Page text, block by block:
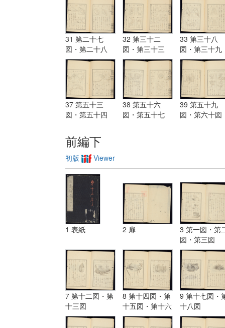
31 第二十七
図・第二十八
図・第二十九
図・第三十図・
第三十一図
32 第三十二
図・第三十三
図・第三十四
図・第三十五
図・第三十六
図・第三十七図
33 第三十八
図・第三十九
図・第四十図
第四十一図・
四十二図・
37 第五十三
図・第五十四
38 第五十六
図・第五十七
39 第五十九
図・第六十図
前編下
初版 Viewer
1 表紙 2 扉
3 第一図・第
図・第三図
7 第十二図・第
十三図
8 第十四図・第
十五図・第十六
図
9 第十七図・
十八図